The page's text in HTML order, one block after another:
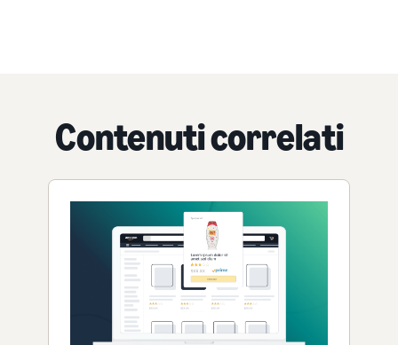
Contenuti correlati